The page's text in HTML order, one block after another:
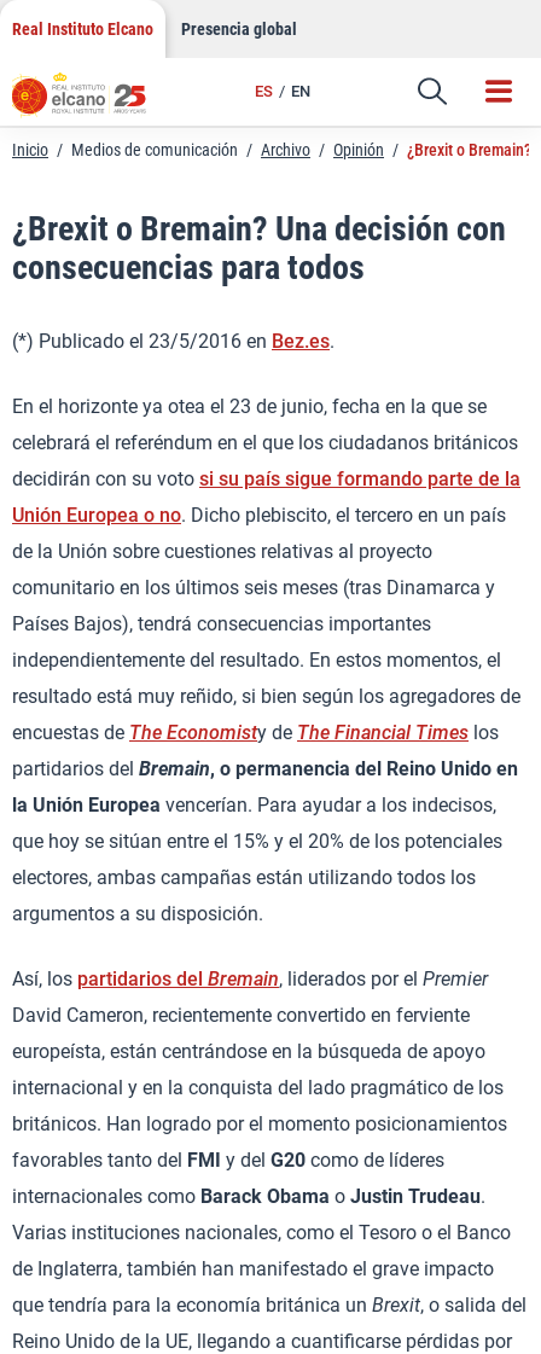
Saltar
contenido
Real Instituto Elcano Presencia global
ES EN
Enlace
Inicio / Medios de comunicación / Archivo / Opinión / ¿Brexit o Bremain?
¿Brexit o Bremain? Una decisión con
consecuencias para todos
(*) Publicado el 23/5/2016 en Bez.es.
En el horizonte ya otea el 23 de junio, fecha en la que se
celebrará el referéndum en el que los ciudadanos británicos
decidirán con su voto si su país sigue formando parte de la
Unión Europea o no. Dicho plebiscito, el tercero en un país
de la Unión sobre cuestiones relativas al proyecto
comunitario en los últimos seis meses (tras Dinamarca y
Países Bajos), tendrá consecuencias importantes
independientemente del resultado. En estos momentos, el
resultado está muy reñido, si bien según los agregadores de
encuestas de The Economisty de The Financial Times los
partidarios del Bremain, o permanencia del Reino Unido en
la Unión Europea vencerían. Para ayudar a los indecisos,
que hoy se sitúan entre el 15% y el 20% de los potenciales
electores, ambas campañas están utilizando todos los
argumentos a su disposición.
Así, los partidarios del Bremain, liderados por el Premier
David Cameron, recientemente convertido en ferviente
europeísta, están centrándose en la búsqueda de apoyo
internacional y en la conquista del lado pragmático de los
británicos. Han logrado por el momento posicionamientos
favorables tanto del FMI y del G20 como de líderes
internacionales como Barack Obama o Justin Trudeau.
Varias instituciones nacionales, como el Tesoro o el Banco
de Inglaterra, también han manifestado el grave impacto
que tendría para la economía británica un Brexit, o salida del
Reino Unido de la UE, llegando a cuantificarse pérdidas por